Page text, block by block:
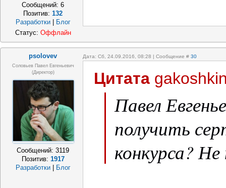
Сообщений:6
Позитив:132
Разработки | Блог
Статус: Оффлайн
psolovev Дата: Сб, 24.09.2016, 08:28 | Сообщение # 30
Соловьев Павел Евгеньевич
(Директор)
Сообщений:3119
Позитив: 1917
Разработки
Блог
Цитата
Павел
получить
конкурса?